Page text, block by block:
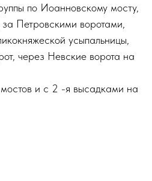
по Иоанновскому мосту,
Петровскими воротами,
усыпальницы,
через Невские ворота на
и с 2 -я высадками на